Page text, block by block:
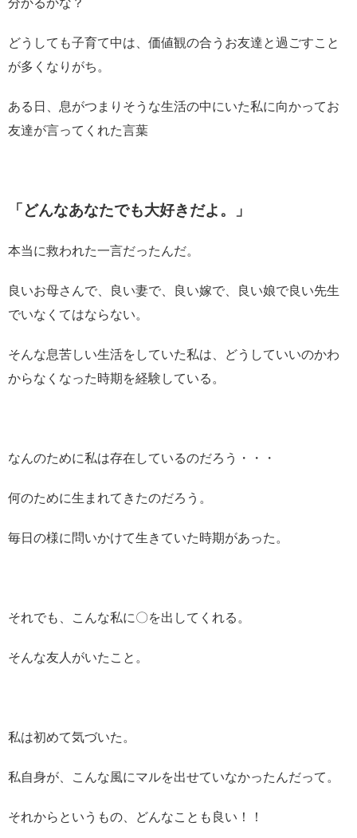
どうしても子育て中は、価値観の合うお友達と過ごすこと
が多くなりがち。
ある日、息がつまりそうな生活の中にいた私に向かってお
友達が言ってくれた言葉
「どんなあなたでも大好きだよ。」
本当に救われた一言だったんだ。
良いお母さんで、良い妻で、良い嫁で、良い娘で良い先生
でいなくてはならない。
そんな息苦しい生活をしていた私は、どうしていいのかわ
からなくなった時期を経験している。
なんのために私は存在しているのだろう・・・
何のために生まれてきたのだろう。
毎日の様に問いかけて生きていた時期があった。
それでも、こんな私に〇を出してくれる。
そんな友人がいたこと。
私は初めて気づいた。
私自身が、こんな風にマルを出せていなかったんだって。
それからというもの、どんなことも良い！！